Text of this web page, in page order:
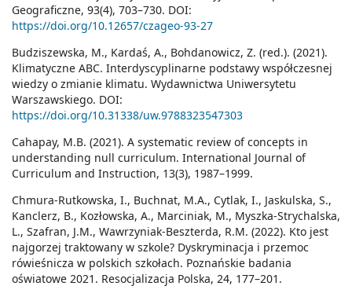
Geograficzne, 93(4), 703–730. DOI:
https://doi.org/10.12657/czageo-93-27
Budziszewska, M., Kardaś, A., Bohdanowicz, Z. (red.). (2021).
Klimatyczne ABC. Interdyscyplinarne podstawy współczesnej
wiedzy o zmianie klimatu. Wydawnictwa Uniwersytetu
Warszawskiego. DOI:
https://doi.org/10.31338/uw.9788323547303
Cahapay, M.B. (2021). A systematic review of concepts in
understanding null curriculum. International Journal of
Curriculum and Instruction, 13(3), 1987–1999.
Chmura-Rutkowska, I., Buchnat, M.A., Cytlak, I., Jaskulska, S.,
Kanclerz, B., Kozłowska, A., Marciniak, M., Myszka-Strychalska,
L., Szafran, J.M., Wawrzyniak-Beszterda, R.M. (2022). Kto jest
najgorzej traktowany w szkole? Dyskryminacja i przemoc
rówieśnicza w polskich szkołach. Poznańskie badania
oświatowe 2021. Resocjalizacja Polska, 24, 177–201.